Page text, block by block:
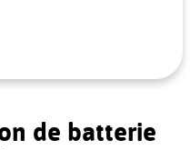
de batterie